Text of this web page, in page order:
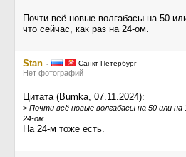
Почти всё новые волгабасы на 50
что сейчас, как раз на 24-ом.
Stan · Санкт-Петербург
Нет фотографий
Цитата (Bumka, 07.11.2024):
> Почти всё новые волгабасы на 50 или
24-ом.
На 24-м тоже есть.